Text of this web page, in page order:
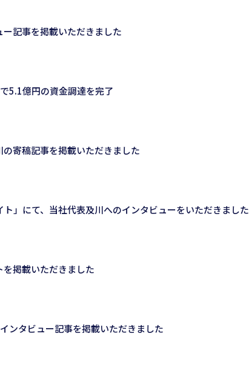
ー記事を掲載いただきました
5.1億円の資金調達を完了
の寄稿記事を掲載いただきました
」にて、当社代表及川へのインタビューをいただきました
を掲載いただきました
ンタビュー記事を掲載いただきました